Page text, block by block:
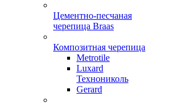
Цементно-песчаная
черепица Braas
Композитная черепица
Metrotile
Luxard
Технониколь
Gerard